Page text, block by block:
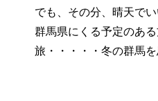
でも、その分、晴天で
群馬県にくる予定のあ
旅・・・・・冬の群馬